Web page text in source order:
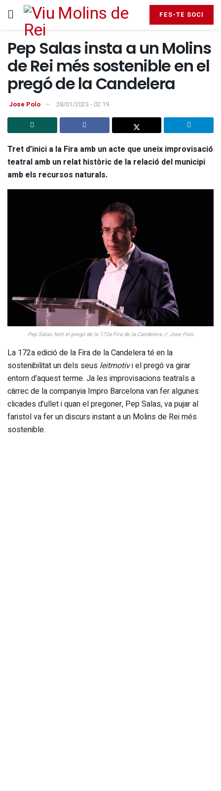
FES-TE SOCI
Pep Salas insta a un Molins
de Rei més sostenible en el
pregó de la Candelera
Jose Polo 28/01/2023 - 02:19
Tret d’inici a la Fira amb un acte que uneix improvisació
teatral amb un relat històric de la relació del municipi
amb els recursos naturals.
Pep Salas fent el pregó de la 172a Fira de la Candelera // Jose Polo
La 172a edició de la Fira de la Candelera té en la
sostenibilitat un dels seus leitmotivi el pregó va girar
entorn d’aquest terme. Ja les improvisacions teatrals a
càrrec de la companyia Impro Barcelona van fer algunes
clicades d’ullet i quan el pregoner, Pep Salas, va pujar al
faristol va fer un discurs instant a un Molins de Rei més
sostenible.